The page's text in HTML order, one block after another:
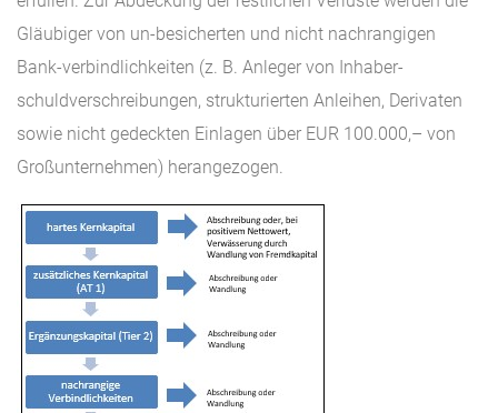
Gläubiger von un-besicherten und nicht nachrangigen
Bank-verbindlichkeiten (z. B. Anleger von Inhaber-
schuldverschreibungen, strukturierten Anleihen, Derivaten
sowie nicht gedeckten Einlagen über EUR 100.000,– von
Großunternehmen) herangezogen.